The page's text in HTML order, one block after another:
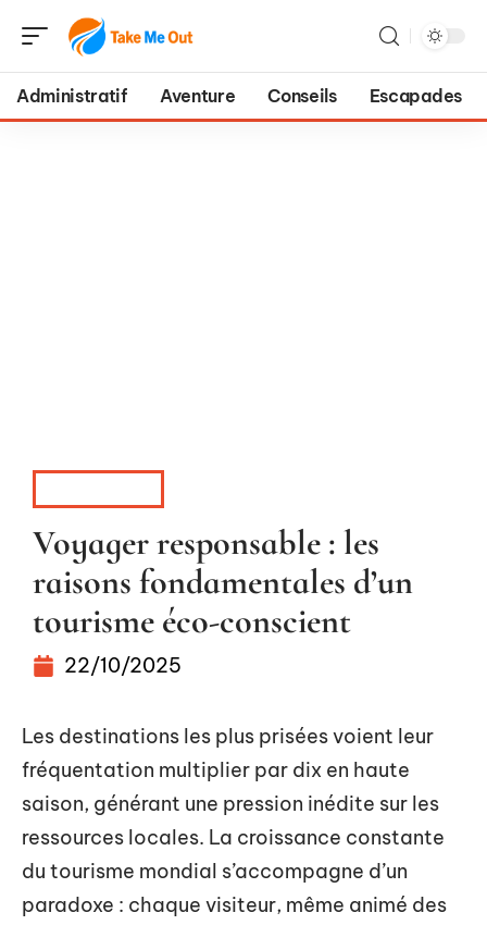
Administratif Aventure Conseils Escapades
Voyager responsable : les
raisons fondamentales d’un
tourisme éco-conscient
22/10/2025
Les destinations les plus prisées voient leur
fréquentation multiplier par dix en haute
saison, générant une pression inédite sur les
ressources locales. La croissance constante
du tourisme mondial s’accompagne d’un
paradoxe : chaque visiteur, même animé des